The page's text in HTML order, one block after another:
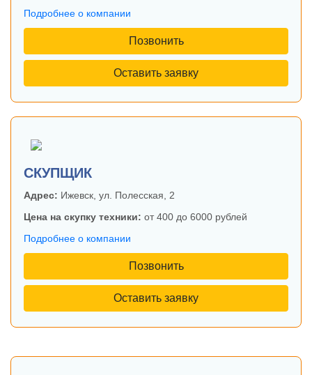
Подробнее о компании
Позвонить
Оставить заявку
СКУПЩИК
Адрес: Ижевск, ул. Полесская, 2
Цена на скупку техники: от 400 до 6000 рублей
Подробнее о компании
Позвонить
Оставить заявку